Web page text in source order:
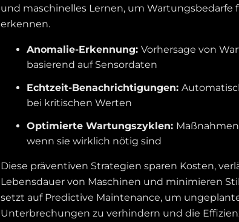
und maschinelles Lernen, um Wartungsbedarfe
erkennen.
Anomalie-Erkennung:Vorhersage von
basierend auf Sensordaten
Echtzeit-Benachrichtigungen:
bei kritischen Werten
Optimierte Wartungszyklen:
wenn sie wirklich nötig sind
Diese präventiven Strategien sparen Kosten,
Lebensdauer von Maschinen und minimieren
setzt auf Predictive Maintenance, um
Unterbrechungen zu verhindern und die